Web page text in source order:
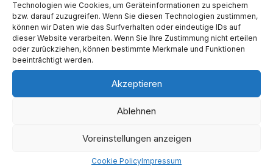
Technologien wie Cookies, um Geräteinformationen zu speichern
bzw. darauf zuzugreifen. Wenn Sie diesen Technologien zustimmen,
können wir Daten wie das Surfverhalten oder eindeutige IDs auf
dieser Website verarbeiten. Wenn Sie Ihre Zustimmung nicht erteilen
oder zurückziehen, können bestimmte Merkmale und Funktionen
beeinträchtigt werden.
Akzeptieren
Ablehnen
Voreinstellungen anzeigen
Cookie PolicyImpressum
Back
to
calendar
days
Filter